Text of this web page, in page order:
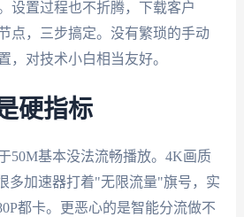
设置过程也不折腾，下载客户
点，三步搞定。没有繁琐的手动
，对技术小白相当友好。
硬指标
50M基本没法流畅播放。4K画质
多加速器打着"无限流量"旗号，实
都卡。更恶心的是智能分流做不